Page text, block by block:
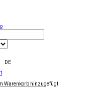
DE
Warenkorb hinzugefügt.